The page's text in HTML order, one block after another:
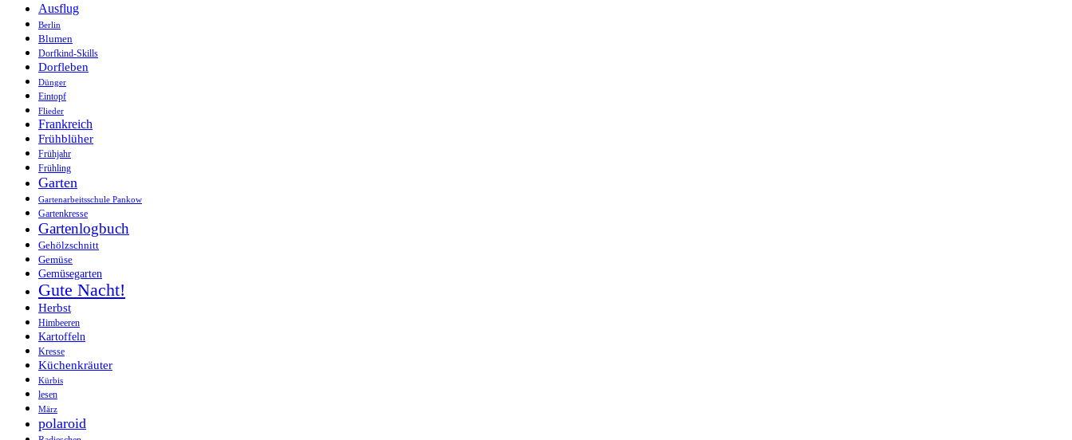
Ausflug
Berlin
Blumen
Dorfkind-Skills
Dorfleben
Dünger
Eintopf
Flieder
Frankreich
Frühblüher
Frühjahr
Frühling
Garten
Gartenarbeitsschule Pankow
Gartenkresse
Gartenlogbuch
Gehölzschnitt
Gemüse
Gemüsegarten
Gute Nacht!
Herbst
Himbeeren
Kartoffeln
Kresse
Küchenkräuter
Kürbis
lesen
März
polaroid